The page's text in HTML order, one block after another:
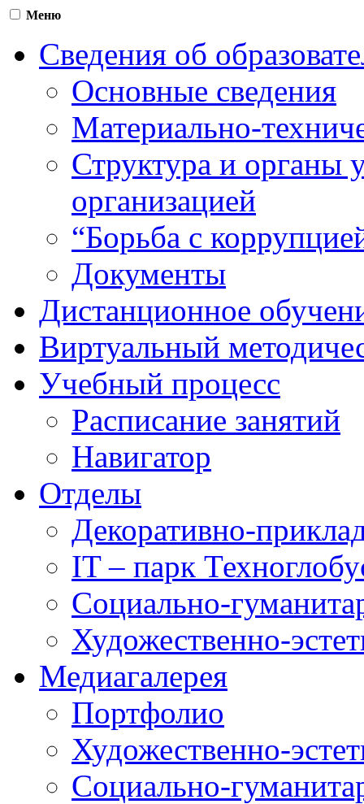
Меню
Сведения об
Основные сведения
Материально-
Структура и органы
организацией
“Борьба с
Документы
Дистанционное
Виртуальный
Учебный процесс
Расписание занятий
Навигатор
Отделы
Декоративно-
IT – парк
Социально-
Художественно-
Медиагалерея
Портфолио
Художественно-
Социально-